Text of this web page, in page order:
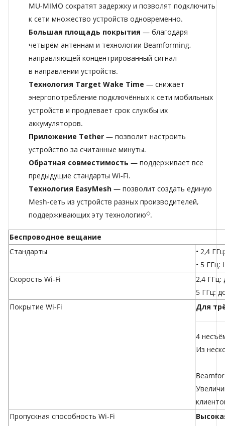
MU-MIMO сократят задержку и позволят подключить
к сети множество устройств одновременно.
Большая площадь покрытия — благодаря
четырём антеннам и технологии Beamforming,
направляющей концентрированный сигнал
в направлении устройств.
Технология Target Wake Time — снижает
энергопотребление подключённых к сети мобильных
устройств и продлевает срок службы их
аккумуляторов.
Приложение Tether — позволит настроить
устройство за считанные минуты.
Обратная совместимость — поддерживает все
предыдущие стандарты Wi‑Fi.
Технология EasyMesh — позволит создать единую
Mesh‑сеть из устройств разных производителей,
поддерживающих эту технологию◇.
Беспроводное вещание
Стандарты
• 2,4
• 5 ГГц:
Скорость Wi-Fi
2,4 ГГц:
5 ГГц:
Покрытие Wi-Fi
Для
4
Из
Пропускная способность Wi-Fi